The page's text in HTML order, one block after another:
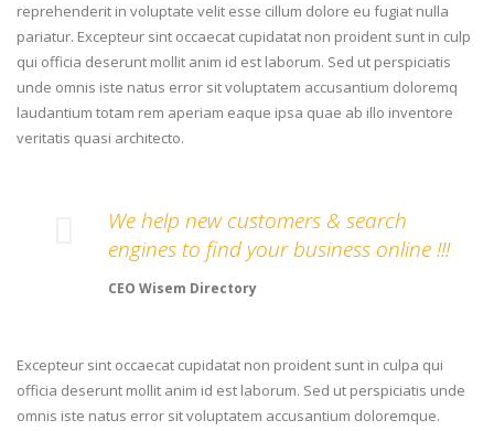
reprehenderit in voluptate velit esse cillum dolore eu fugiat nulla
pariatur. Excepteur sint occaecat cupidatat non proident sunt in culp
qui officia deserunt mollit anim id est laborum. Sed ut perspiciatis
unde omnis iste natus error sit voluptatem accusantium doloremq
laudantium totam rem aperiam eaque ipsa quae ab illo inventore
veritatis quasi architecto.
We help new customers & search
engines to find your business online !!!
CEO Wisem Directory
Excepteur sint occaecat cupidatat non proident sunt in culpa qui
officia deserunt mollit anim id est laborum. Sed ut perspiciatis unde
omnis iste natus error sit voluptatem accusantium doloremque.